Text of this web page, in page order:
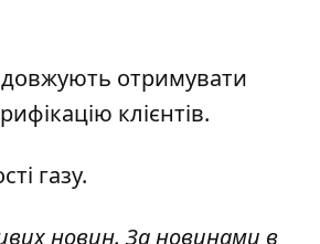
отримувати
клієнтів.
газу.
новин. За новинами в